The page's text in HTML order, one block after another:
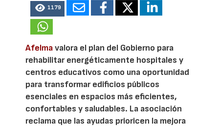
1179
Afelmavalora el plan del Gobierno para
rehabilitar energéticamente hospitales y
centros educativos como una oportunidad
para transformar edificios públicos
esenciales en espacios más eficientes,
confortables y saludables. La asociación
reclama que las ayudas prioricen la mejora